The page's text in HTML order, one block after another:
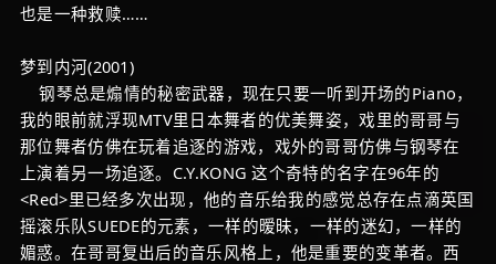
也是一种救赎……
梦到内河(2001)
钢琴总是煽情的秘密武器，现在只要一听到开场的Piano，
我的眼前就浮现MTV里日本舞者的优美舞姿，戏里的哥哥与
那位舞者仿佛在玩着追逐的游戏，戏外的哥哥仿佛与钢琴在
上演着另一场追逐。C.Y.KONG 这个奇特的名字在96年的
<Red>里已经多次出现，他的音乐给我的感觉总存在点滴英国
摇滚乐队SUEDE的元素，一样的暧昧，一样的迷幻，一样的
媚惑。在哥哥复出后的音乐风格上，他是重要的变革者。西